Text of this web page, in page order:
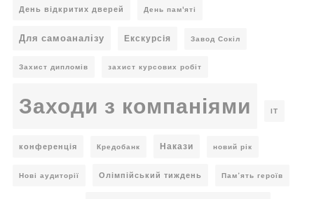
День відкритих дверей День пам'яті
Для самоаналізу Екскурсія Завод Сокіл
Захист дипломів захист курсових робіт
Заходи з компаніями ІТ
конференція Кредобанк Накази новий рік
Нові аудиторії Олімпійський тиждень Пам’ять героїв